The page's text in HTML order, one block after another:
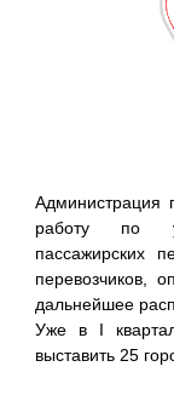
Администрация
работу по
пассажирских
перевозчиков,
дальнейшее
Уже в I
выставить 25